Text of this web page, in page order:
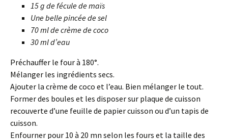
15 g de fécule de maïs
Une belle pincée de sel
70 ml de crème de coco
30 ml d’eau
Préchauffer le four à 180°.
Mélanger les ingrédients secs.
Ajouter la crème de coco et l’eau. Bien mélanger le tout.
Former des boules et les disposer sur plaque de cuisson
recouverte d’une feuille de papier cuisson ou d’un tapis de
cuisson.
Enfourner pour 10 à 20 mn selon les fours et la taille des